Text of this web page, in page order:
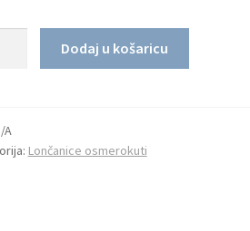
Dodaj u košaricu
A
Lončanice osmerokuti